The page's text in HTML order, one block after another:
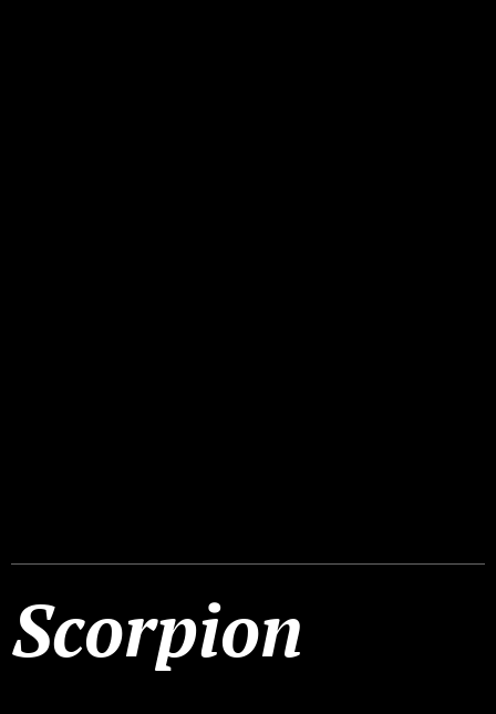
Scorpion